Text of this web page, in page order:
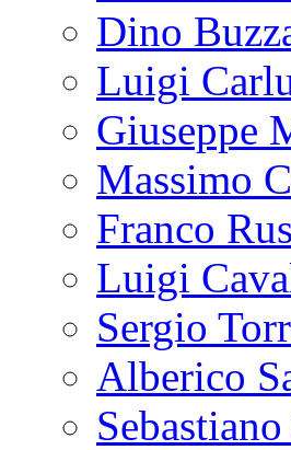
Dino
Luigi
Giuseppe
Massimo
Franco
Luigi
Sergio
Alberico